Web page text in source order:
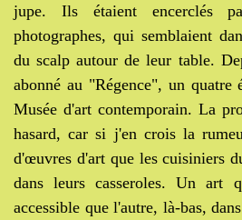
jupe. Ils étaient encerclés
photographes, qui semblaient
du scalp autour de leur table.
abonné au "Régence", un quatre
Musée d'art contemporain. La
hasard, car si j'en crois la
d'œuvres d'art que les cuisiniers
dans leurs casseroles. Un art
accessible que l'autre, là-bas,